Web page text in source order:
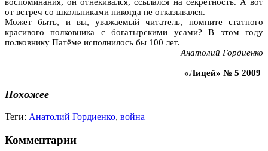
от встреч со школьниками никогда не отказывался.
Может быть, и вы, уважаемый читатель, помните статного
красивого полковника с богатырскими усами? В этом году
полковнику Патёме исполнилось бы 100 лет.
Анатолий Гордиенко
«Лицей» № 5 2009
Похожее
Теги: Анатолий Гордиенко, война
Комментарии